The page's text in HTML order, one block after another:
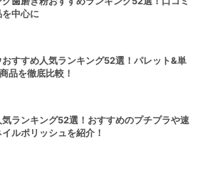
中心に
おすすめ人気ランキング52選！パレット&単
品を徹底比較！
気ランキング52選！おすすめのプチプラや速
ルポリッシュを紹介！